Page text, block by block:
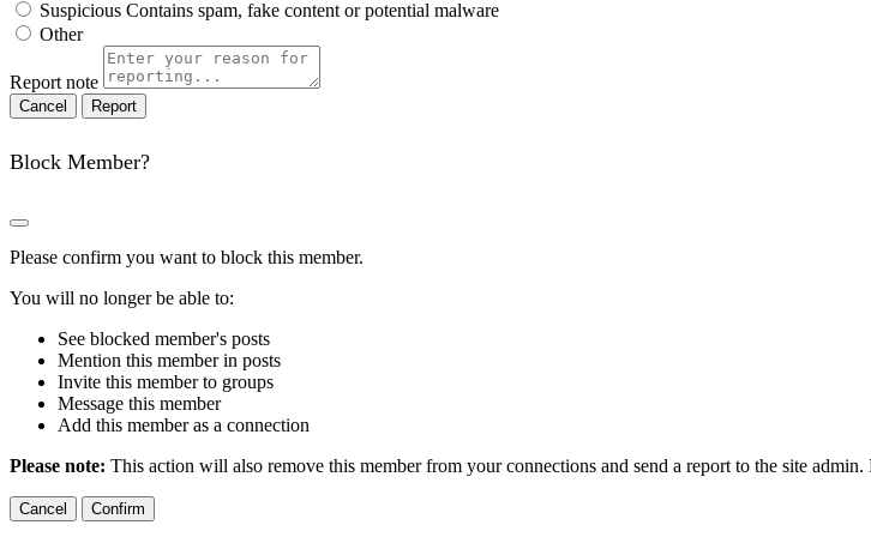
Suspicious Contains spam, fake content or potential malware
Other
Report note
Report
Block Member?
Please confirm you want to block this member.
You will no longer be able to:
See blocked member's posts
Mention this member in posts
Invite this member to groups
Message this member
Add this member as a connection
Please note: This action will also remove this member from your connections and send a report to the site
Confirm